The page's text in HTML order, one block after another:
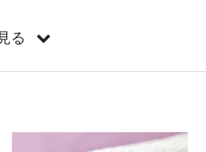
せていただきますのでご
）～2024年1月4日
る